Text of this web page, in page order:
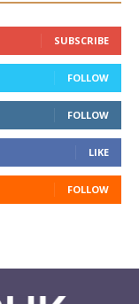
SUBSCRIBE
FOLLOW
FOLLOW
LIKE
FOLLOW